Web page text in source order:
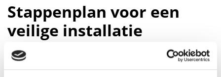
Stappenplan voor een
veilige installatie
Het monteren van een RVS hekwerk vereist een nauwkeurige
voorbereiding om te zorgen voor een stormvaste en veilige